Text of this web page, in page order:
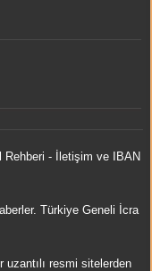
Rehberi - İletişim ve IBAN
Türkiye Geneli İcra
resmi sitelerden